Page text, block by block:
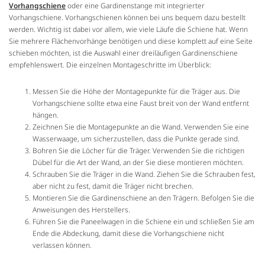
Vorhangschieneoder eine Gardinenstange mit integrierter
Vorhangschiene. Vorhangschienen können bei uns bequem dazu bestellt
werden. Wichtig ist dabei vor allem, wie viele Läufe die Schiene hat. Wenn
Sie mehrere Flächenvorhänge benötigen und diese komplett auf eine Seite
schieben möchten, ist die Auswahl einer dreiläufigen Gardinenschiene
empfehlenswert. Die einzelnen Montageschritte im Überblick:
Messen Sie die Höhe der Montagepunkte für die Träger aus. Die
Vorhangschiene sollte etwa eine Faust breit von der Wand entfernt
hängen.
Zeichnen Sie die Montagepunkte an die Wand. Verwenden Sie eine
Wasserwaage, um sicherzustellen, dass die Punkte gerade sind.
Bohren Sie die Löcher für die Träger. Verwenden Sie die richtigen
Dübel für die Art der Wand, an der Sie diese montieren möchten.
Schrauben Sie die Träger in die Wand. Ziehen Sie die Schrauben fest,
aber nicht zu fest, damit die Träger nicht brechen.
Montieren Sie die Gardinenschiene an den Trägern. Befolgen Sie die
Anweisungen des Herstellers.
Führen Sie die Paneelwagen in die Schiene ein und schließen Sie am
Ende die Abdeckung, damit diese die Vorhangschiene nicht
verlassen können.